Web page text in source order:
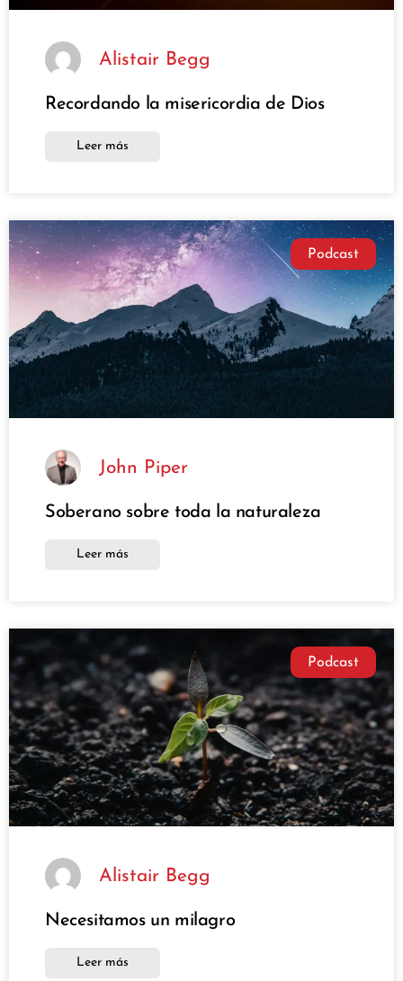
Alistair Begg
Recordando la misericordia de Dios
Leer más
Podcast
John Piper
Soberano sobre toda la naturaleza
Leer más
Podcast
Alistair Begg
Necesitamos un milagro
Leer más